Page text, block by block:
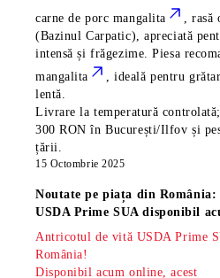
carne de porc mangalita
, rasă
(Bazinul Carpatic), apreciată
intensă și frăgezime. Piesa
mangalita
, ideală pentru
lentă.
Livrare la temperatură
300 RON în București/Ilfov și
țării.
15 Octombrie 2025
Noutate pe piața din
USDA Prime SUA disponibil
Antricotul de vită USDA Prime
România!
Disponibil acum online, acest